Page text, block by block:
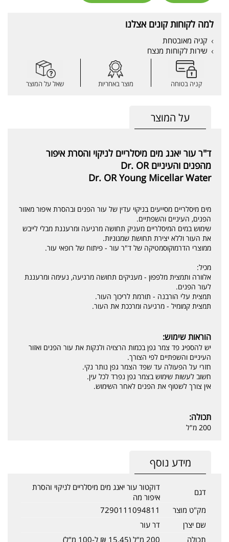
למה לקוחות קונים אצלנו
קניה מאובטחת
שירות לקוחות מנצח
קניה בטוחה מוצר באחריות שאל על המוצר
על המוצר
ד"ר עור יאנג מים מיסלריים לניקוי והסרת איפור
מהפנים והעיניים Dr. OR
Dr. OR Young Micellar Water
מים מיסלריים מסייעים בניקוי עדין של עור הפנים ובהסרת איפור מאזור
הפנים, העיניים והשפתיים.
שימוש במים המיסלריים מעניק תחושה מרגיעה ומרעננת מבלי לייבש
את העור וללא יצירת תחושת שמנוניות.
ממוצרי הדרמוקוסמטיקה של ד"ר עור - פיתוח של רופאי עור.
מכיל:
אלוורה ותמצית מלפפון - מעניקים תחושה מרגיעה, נעימה ומרעננת
לעור הפנים.
תמצית עלי הורבנה - תורמת לריכוך העור.
תמצית קמומיל - מרגיעה ומרככת את העור.
הוראות שימוש:
יש להספיג פד צמר גפן בכמות הרצויה ולנקות את עור הפנים ואזור
העיניים והשפתיים לפי הצורך.
חזרי על הפעולה עד שפד הצמר גפן נותר נקי.
חשוב לעשות שימוש בצמר גפן נפרד לכל עין.
אין צורך לשטוף את הפנים לאחר השימוש.
תכולה:
200 מ"ל
מידע נוסף
דגם
דוקטור עור יאנג מים מיסלריים לניקוי והסרת
איפור מה
מק"ט מוצר
7290111094811
שם יצרן
דר עור
תכולה
200 מ"ל (15.45 ₪ ל-100 מ"ל)